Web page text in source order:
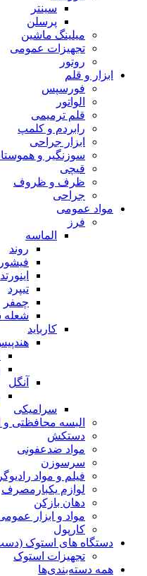
سینتر
پرسلن
میلینگ ماشین
تجهیزات عمومی
روتور
ابزار و قلم
فورسپس
الواتور
قلم ترمیمی
رابردم و کلمپ
ابزار جراحی
سوزنگیر و
قیچی
ظرف و ظروف
جراحی
مواد عمومی
فرز
الماسه
روند
فیشور
اینورتد
تیپرد
چمفر
کارباید
آنگل
سرامیکی
البسه محافظتی و
دستکش
مواد ضدعفونی
سرسوزن
فیلم و مواد
لوازم یکبارمصرف
دهان بازکن
مواد و ابزار
کارپول
دستگاه های استوک
تجهیزات استوک
همه دسته‌بندی‌ها